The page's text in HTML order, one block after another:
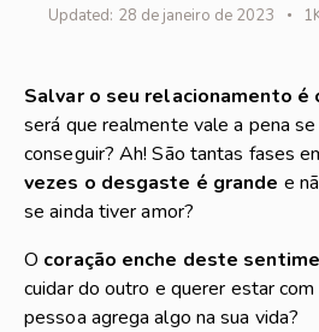
Updated: 28 de janeiro de 2023
Salvar o seu relacionamento é
será que realmente vale a pena
conseguir? Ah! São tantas fases
vezes o desgaste é grande e
se ainda tiver amor?
O coração enche deste
cuidar do outro e querer estar
pessoa agrega algo na sua vida?